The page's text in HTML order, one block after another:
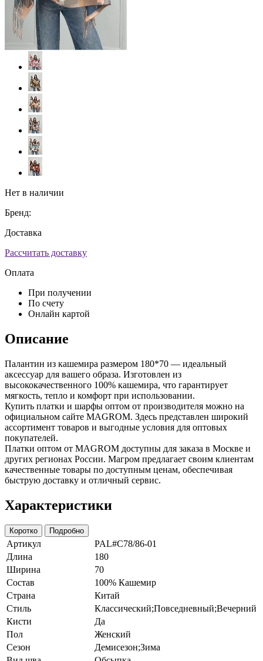
Нет в наличии
Бренд:
Доставка
Рассчитать доставку
Оплата
При получении
По счету
Онлайн картой
Описание
Палантин из кашемира размером 180*70 — идеальный
аксессуар для вашего образа. Изготовлен из
высококачественного 100% кашемира, что гарантирует
мягкость, тепло и комфорт при использовании.
Купить платки и шарфы оптом от производителя можно на
официальном сайте MAGROM. Здесь представлен широкий
ассортимент товаров и выгодные условия для оптовых
покупателей.
Платки оптом от MAGROM доступны для заказа в Москве и
других регионах России. Магром предлагает своим клиентам
качественные товары по доступным ценам, обеспечивая
быструю доставку и отличный сервис.
Характеристики
Коротко Подробно
Артикул
PAL#C78/86-01
Длина
180
Ширина
70
Состав
100% Кашемир
Страна
Китай
Стиль
Классический;Повседневный;Вечерний
Кисти
Да
Пол
Женский
Сезон
Демисезон;Зима